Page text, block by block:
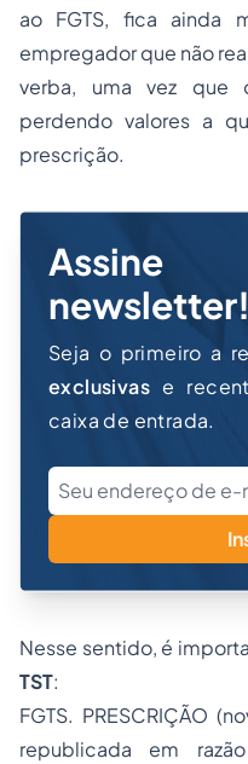
ao FGTS, fica ainda
empregador que não
verba, uma vez que
perdendo valores a
prescrição.
newsletter!
Seja o primeiro a
exclusivas e
caixa de entrada.
Nesse sentido, é
TST:
FGTS. PRESCRIÇÃO
republicada em